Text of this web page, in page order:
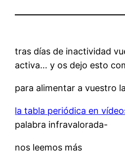
tras días de inactividad
activa… y os dejo esto
para alimentar a vuestro
la tabla periódica en
palabra infravalorada-
nos leemos más